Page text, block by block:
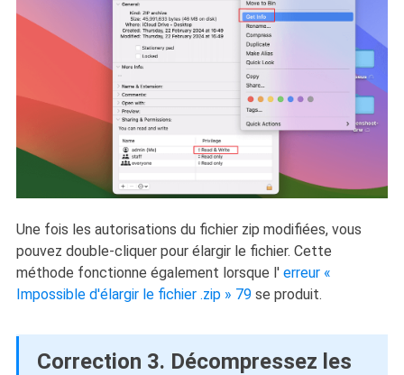
Une fois les autorisations du fichier zip modifiées, vous
pouvez double-cliquer pour élargir le fichier. Cette
méthode fonctionne également lorsque l' erreur «
Impossible d'élargir le fichier .zip » 79se produit.
Correction 3. Décompressez les